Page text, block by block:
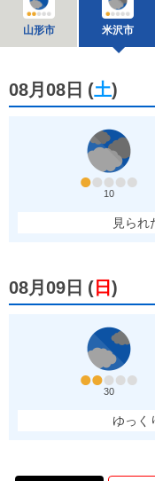
山形市 米沢市
08月08日 (土)
10
見られ
08月09日 ( 日 )
30
ゆっく